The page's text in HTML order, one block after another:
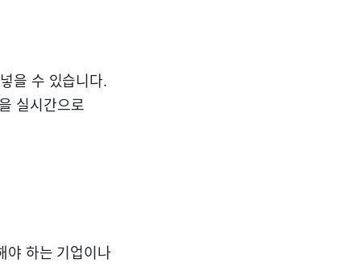
을 수 있습니다.
실시간으로
야 하는 기업이나